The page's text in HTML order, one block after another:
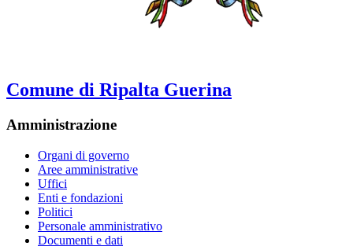
Comune di Ripalta Guerina
Amministrazione
Organi di governo
Aree amministrative
Uffici
Enti e fondazioni
Politici
Personale amministrativo
Documenti e dati